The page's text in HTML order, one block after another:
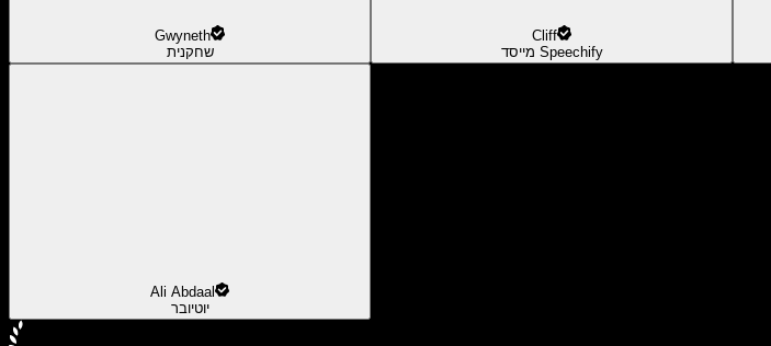
Gwyneth
שחקנית
Cliff
מייסד Speechify
Ali Abdaal
יוטיובר